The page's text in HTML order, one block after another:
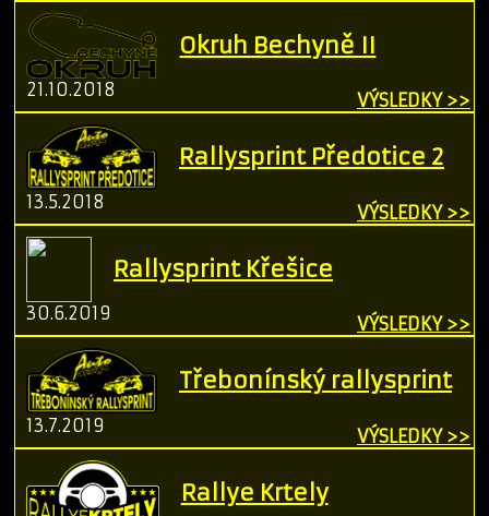
Okruh Bechyně II
21.10.2018 VÝSLEDKY >>
Rallysprint Předotice 2
13.5.2018 VÝSLEDKY >>
Rallysprint Křešice
30.6.2019 VÝSLEDKY >>
Třebonínský rallysprint
13.7.2019 VÝSLEDKY >>
Rallye Krtely